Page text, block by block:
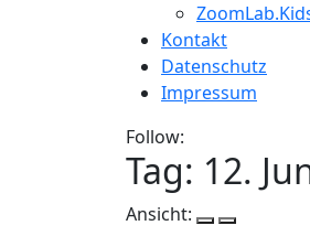
Kontakt
Datenschutz
Impressum
Follow:
Tag: 12.
Ansicht: